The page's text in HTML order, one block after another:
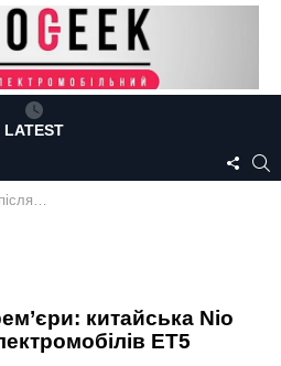
LATEST
US
ET5 Touring до Європи
китайська Nio
ET5